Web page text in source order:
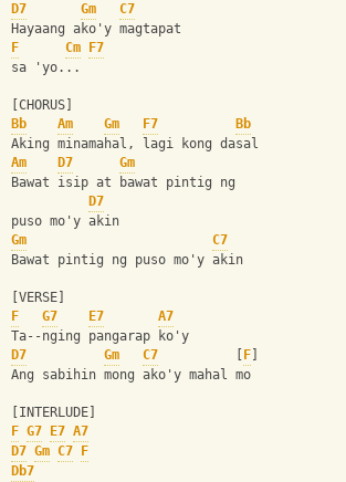
D7
Gm
C7
Hayaang ako'y magtapat
F
Cm
F7
sa 'yo...
[CHORUS]
Bb
Am Gm F7
Bb
Aking minamahal, lagi kong dasal
Am
D7
Gm
Bawat isip at bawat pintig ng
D7
puso mo'y akin
Gm
C7
Bawat pintig ng puso mo'y akin
[VERSE]
F
G7 E7
A7
Ta--nging pangarap ko'y
D7
Gm C7 F
Ang sabihin mong ako'y mahal mo
[INTERLUDE]
F G7 E7 A7
D7 Gm C7
F
Db7